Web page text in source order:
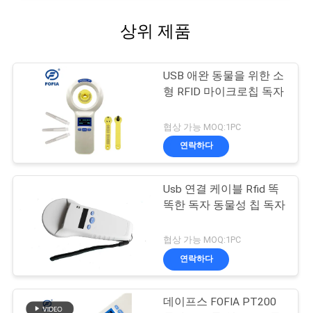
상위 제품
USB 애완 동물을 위한 소
형 RFID 마이크로칩 독자
협상 가능 MOQ:1PC
연락하다
Usb 연결 케이블 Rfid 똑
똑한 독자 동물성 칩 독자
협상 가능 MOQ:1PC
연락하다
데이프스 FOFIA PT200